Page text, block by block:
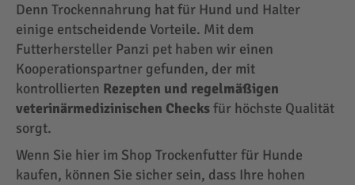
Denn Trockennahrung hat für Hund und Halter
einige entscheidende Vorteile. Mit dem
Futterhersteller Panzi pet haben wir einen
Kooperationspartner gefunden, der mit
kontrollierten Rezepten und regelmäßigen
veterinärmedizinischen Checksfür höchste Qualität
sorgt.
Wenn Sie hier im Shop Trockenfutter für Hunde
kaufen, können Sie sicher sein, dass Ihre hohen